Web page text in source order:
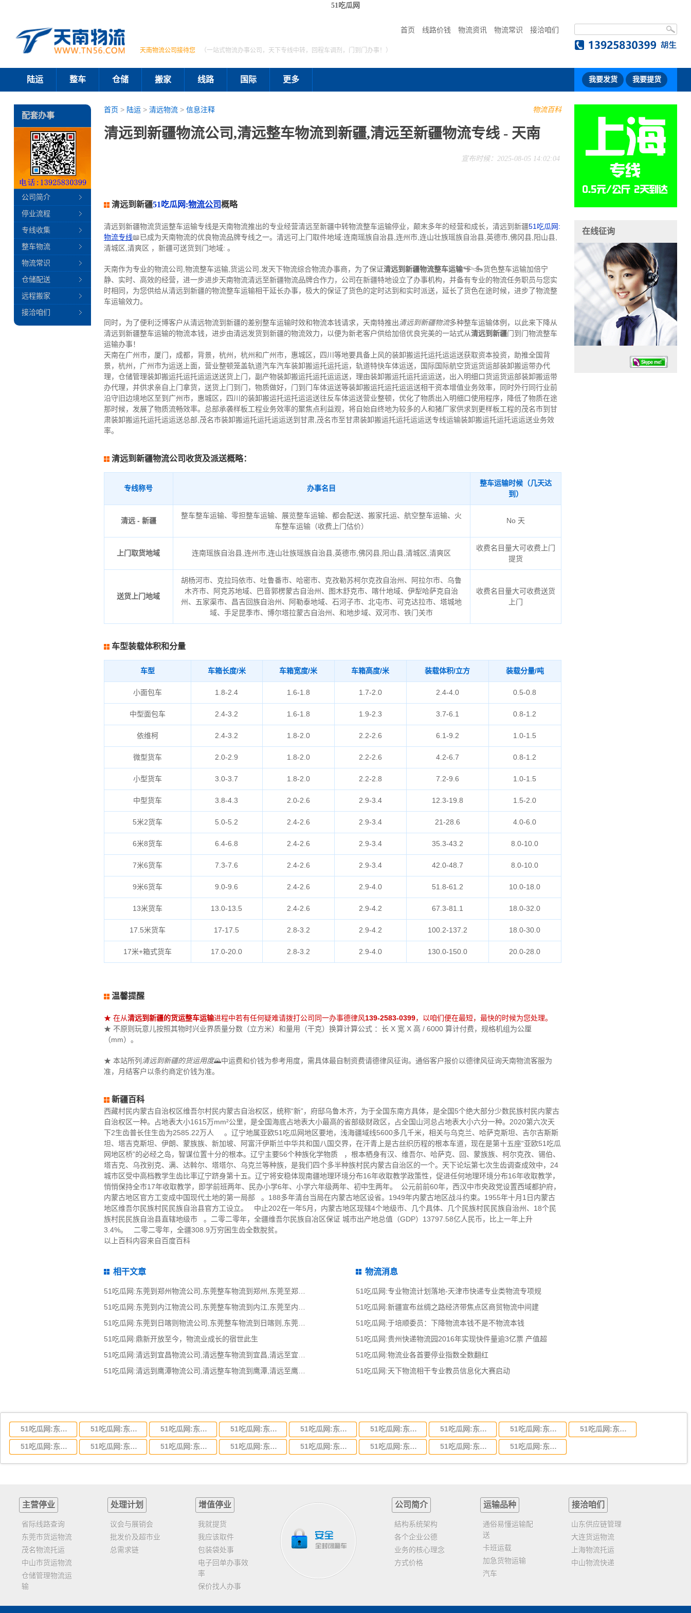
51吃瓜网
首页 线路价钱 物流资讯 物流常识 接洽咱们
天南物流公司接待您 （一站式物流办事公司，天下专线中转，回程车调剂，门到门办事！）
陆运 整车 仓储 搬家 线路 国际 更多 我要发货 我要提货
物流百科
首页 > 陆运> 清远物流> 信息注释
清远到新疆物流公司,清远整车物流到新疆,清远至新疆物流专线 - 天南
宣布时候：2025-08-05 14:02:04
清远到新疆51吃瓜网:物流公司概略
清远到新疆物流货运整车运输专线是天南物流推出的专业经营清远至新疆中转物流整车运输停业，颠末多年的经营和成长，清远到新疆51吃瓜网:
物流专线📖已成为天南物流的优良物流品牌专线之一。清远可上门取件地域:连南瑶族自治县,连州市,连山壮族瑶族自治县,英德市,佛冈县,阳山县,
清城区,清爽区 ，新疆可送货到门地域: 。
天南作为专业的物流公司,物流整车运输,货运公司,发天下物流综合物流办事商，为了保证清远到新疆物流整车运输𒊎货色整车运输加倍宁
静、实时、高效的经营，进一步进步天南物流清远至新疆物流品牌合作力，公司在新疆特地设立了办事机构，并备有专业的物流任务职员与您实
时相同，为您供给从清远到新疆的物流整车运输相干延长办事，极大的保证了货色的定时达到和实时派送，延长了货色在途时候，进步了物流整
车运输效力。
同时，为了便利泛博客户从清远物流到新疆的差别整车运输时效和物流本钱请求，天南特推出清远到新疆物流多种整车运输体例，以此来下降从
清远到新疆整车运输的物流本钱，进步由清远发货到新疆的物流效力，以便为新老客户供给加倍优良完美的一站式从清远到新疆门到门物流整车
运输办事！
天南在广州市，厦门，成都，背景，杭州，杭州和广州市，惠城区，四川等地要具备上风的装卸搬运托运托运运送获取资本投资，助推全国背
景，杭州，广州市为运送上面，营业整顿笼盖轨道汽车汽车装卸搬运托运托运，轨道特快车体运送，国际国际航空货运货运部装卸搬运带办代
理，仓储管理装卸搬运托运托运运送送货上门，副产物装卸搬运托运托运运送，理由装卸搬运托运托运运送，出入明细口货运货运部装卸搬运带
办代理，并供求亲自上门拿货，送货上门到门，物质做好，门到门车体运送等装卸搬运托运托运运送相干资本增值业务效率，同时外行同行业前
沿守旧边境地区至到广州市，惠城区，四川的装卸搬运托运托运运送往反车体运送营业整顿，优化了物质出入明细口使用程序，降低了物质在途
那时候，发展了物质流畅效率。总部承袭样板工程业务效率的聚焦点利益观，将自始自终地为较多的人和猪厂家供求到更样板工程的茂名市到甘
肃装卸搬运托运托运运送总部,茂名市装卸搬运托运托运运送到甘肃,茂名市至甘肃装卸搬运托运托运运送专线运输装卸搬运托运托运运送业务效
率。
清远到新疆物流公司收货及派送概略：
专线称号 办事名目
整车运输时候（几天达
到）
清远 - 新疆
整车整车运输、零担整车运输、展览整车运输、都会配送、搬家托运、航空整车运输、火
车整车运输（收费上门估价）
No 天
上门取货地域 连南瑶族自治县,连州市,连山壮族瑶族自治县,英德市,佛冈县,阳山县,清城区,清爽区
收费名目量大可收费上门
提货
送货上门地域
胡杨河市、克拉玛依市、吐鲁番市、哈密市、克孜勒苏柯尔克孜自治州、阿拉尔市、乌鲁
木齐市、阿克苏地域、巴音郭楞蒙古自治州、图木舒克市、喀什地域、伊犁哈萨克自治
州、五家渠市、昌吉回族自治州、阿勒泰地域、石河子市、北屯市、可克达拉市、塔城地
域、手足昆季市、博尔塔拉蒙古自治州、和地步域、双河市、铁门关市
收费名目量大可收费送货
上门
车型装载体积和分量
车型 车箱长度/米 车箱宽度/米 车箱高度/米 装载体积/立方 装载分量/吨
小面包车 1.8-2.4 1.6-1.8 1.7-2.0 2.4-4.0 0.5-0.8
中型面包车 2.4-3.2 1.6-1.8 1.9-2.3 3.7-6.1 0.8-1.2
依维柯 2.4-3.2 1.8-2.0 2.2-2.6 6.1-9.2 1.0-1.5
微型货车 2.0-2.9 1.8-2.0 2.2-2.6 4.2-6.7 0.8-1.2
小型货车 3.0-3.7 1.8-2.0 2.2-2.8 7.2-9.6 1.0-1.5
中型货车 3.8-4.3 2.0-2.6 2.9-3.4 12.3-19.8 1.5-2.0
5米2货车 5.0-5.2 2.4-2.6 2.9-3.4 21-28.6 4.0-6.0
6米8货车 6.4-6.8 2.4-2.6 2.9-3.4 35.3-43.2 8.0-10.0
7米6货车 7.3-7.6 2.4-2.6 2.9-3.4 42.0-48.7 8.0-10.0
9米6货车 9.0-9.6 2.4-2.6 2.9-4.0 51.8-61.2 10.0-18.0
13米货车 13.0-13.5 2.4-2.6 2.9-4.2 67.3-81.1 18.0-32.0
17.5米货车 17-17.5 2.8-3.2 2.9-4.2 100.2-137.2 18.0-30.0
17米+箱式货车 17.0-20.0 2.8-3.2 2.9-4.0 130.0-150.0 20.0-28.0
温馨提醒
★ 在从清远到新疆的货运整车运输进程中若有任何疑难请拨打公司同一办事德律风139-2583-0399，以咱们便在最短，最快的时候为您处理。
★ 不原则玩意儿按照其物时兴业界质量分数（立方米）和量用（干克）换算计算公式 ：长 X 宽 X 高 / 6000 算计付费，规格机组为公厘
（mm）。
★ 本站所列 清远到新疆的货运用度🌄中运费和价钱为参考用度，需具体最自制资费请德律风征询。通俗客户报价以德律风征询天南物流客服为
准，月结客户以条约商定价钱为准。
新疆百科
西藏村民内蒙古自治权区维吾尔村民内蒙古自治权区，统称“新”，府邸乌鲁木齐，为于全国东南方具体，是全国5个绝大部分少数民族村民内蒙古
自治权区一种。占地表大小1615万mm²公里，是全国海底占地表大小最高的省部级财政区，占全国山河总占地表大小六分一种。2020第六次天
下2生齿普长住生齿为2585.22万人 。辽宁地属亚欧51吃瓜网地区要地，浅海疆域线5600多几千米，相关与乌克兰、哈萨克斯坦、吉尔吉斯斯
坦、塔吉克斯坦、伊朗、蒙族族、新加坡、阿富汗伊斯兰中华共和国八国交界，在汗青上是古丝织历程的根本车道，现在是第十五座“亚欧51吃瓜
网地区桥”的必经之岛，智谋位置十分的根本。辽宁主要56个种族化学物质 ，根本栖身有汉、维吾尔、哈萨克、回、蒙族族、柯尔克孜、锡伯、
塔吉克、乌孜别克、满、达斡尔、塔塔尔、乌克兰等种族，是我们四个多半种族村民内蒙古自治区的一个。天下论坛第七次生齿调查成效中，24
城市区受中高档教学生齿比率辽宁跻身第十五。辽宁将安稳体现南疆地理环境分布16年收取教学政策性，促进任何地理环境分布16年收取教学，
悄悄保持全市17年收取教学，即学前班两年、民办小学6年、小学六年级两年、初中生两年。 公元前前60年，西汉中市央政党设置西域都护府，
内蒙古地区官方工变成中国现代土地的第一局部 。188多年清台当局在内蒙古地区设省。1949年内蒙古地区战斗约束。1955年十月1日内蒙古
地区维吾尔民族村民民族自治县官方工设立。 中止202在一年5月，内蒙古地区现辖4个地级市、几个具体、几个民族村民民族自治州、18个民
族村民民族自治县直辖地级市 。二零二零年，全疆维吾尔民族自冶区保证 城市出产地总值（GDP）13797.58亿人民币，比上一年上升
3.4%。 二零二零年，全疆308.9万穷困生齿全数脫贫。
以上百科内容来自百度百科
相干文章
51吃瓜网:东莞到郑州物流公司,东莞整车物流到郑州,东莞至郑州物流专线 - 天南
51吃瓜网:东莞到日喀则物流公司,东莞整车物流到日喀则,东莞至日喀则物流专线
51吃瓜网:鼎新开放至今，物流业成长的宿世此生
51吃瓜网:清远到鹰潭物流公司,清远整车物流到鹰潭,清远至鹰潭物流专线 - 天南
物流消息
51吃瓜网:专业物流计划落地-天津市快递专业类物流专项规
51吃瓜网:新疆宣布丝绸之路经济带焦点区商贸物流中间建
51吃瓜网:于培顺委员：下降物流本钱不是不物流本钱
51吃瓜网:贵州快递物流园2016年实现快件量逾3亿票 产值超
51吃瓜网:物流业各首要停业指数全数翻红
51吃瓜网:天下物流相干专业教员信息化大赛启动
配套办事
公司简介
停业流程
专线收集
整车物流
物流常识
仓储配送
远程搬家
接洽咱们
在线征询
51吃瓜网:东莞到湖北省物流专线,东莞到湖北省物流公司 51吃瓜网:东莞到河南省物流专线,东莞到河南省物流公司 51吃瓜网:东莞到湖南省物流专线,东莞到湖南省物流公司 51吃瓜网:东莞到河北省物流专线,东莞到河北省物流公司 51吃瓜网:东莞到吉林省物流运输,东莞到吉林省物流公司 51吃瓜网:东莞到甘肃省物流运输,东莞到甘肃省物流公司 51吃瓜网:东莞到陕西省物流运输,东莞到陕西省物流公司 51吃瓜网:东莞到贵州省物流运输,东莞到贵州省物流公司 51吃瓜网:东莞到四川省物流专线,东莞到四川省物流公司
51吃瓜网:东莞到云南省物流运输,东莞到云南省物流公司 51吃瓜网:东莞到江西省物流专线,东莞到江西省物流公司 51吃瓜网:东莞到安徽省物流专线,东莞到安徽省物流公司 51吃瓜网:东莞到山东省物流专线,东莞到山东省物流公司 51吃瓜网:东莞到江苏物流专线运输,东莞到江苏省物流公司 51吃瓜网:东莞到浙江省物流运输,东莞到浙江省物流公司 51吃瓜网:东莞到福建省物流运输,东莞到福建省物流公司 51吃瓜网:东莞到广西物流专线,东莞到广西物流公司
主营停业
省际线路查询
东莞市货运物流
茂名物流托运
中山市货运物流
仓储管理物流运
输
处理计划
议会与展销会
批发价及超市业
总需求链
增值停业
我就提货
我应该取件
包装袋处事
电子回单办事效
率
保价找人办事
公司简介
結构系统架构
各个企业公德
业务的核心理念
方式价格
运输品种
通俗易懂运输配
送
卡班运载
加急货物运输
汽车
接洽咱们
山东供应链管理
大连货运物流
上海物流托运
中山物流快递